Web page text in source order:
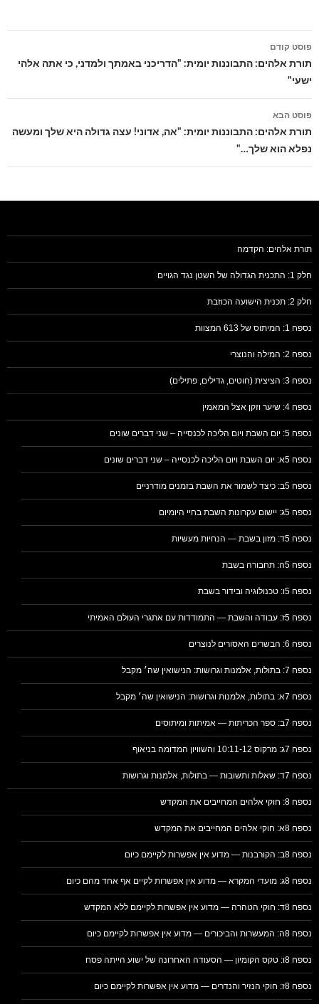
ניווט
בפוסטים
פוסט קודם
תורת אלהים: התבוננות יומית: "הדריכני באמתך ולמדני, כי אתה אלהי
ישעי"
פוסט הבא
תורת אלהים: התבוננות יומית: "אה, אדוני! עצה גדולה היא שלך ומעשה
נפלא הוא שלך…"
תורת אלהים: הקדמה
חלק 1: התכנית הגדולה של השטן נגד הגויים
חלק 2: תכנית הישועה הכוזבת
נספח 1: המיתוס של 613 המצוות
נספח 2: המילה והנוצרי
נספח 3: הציצית (חוטים, גדילים, פתילים)
נספח 4: שיער וזקן אצל המאמין
נספח 5: יום השבת ויום הליכה לכנסייה – שני דברים שונים
נספח 5א: יום השבת ויום הליכה לכנסייה – שני דברים שונים
נספח 5ב: כיצד לשמור את השבת בזמנים מודרניים
נספח 5ג: יישום עקרונות השבת בחיי היומיום
נספח 5ד: מזון בשבת — הנחיות מעשיות
נספח 5ה: תחבורה בשבת
נספח 5ו: טכנולוגיה ובידור בשבת
נספח 5ז: עבודה והשבת — התמודדות עם אתגרי העולם האמיתי
נספח 6: הבשרים האסורים לנוצרים
נספח 7: בתולות, אלמנות וגרושות: הנישואין שה׳ מקבל
נספח 7א: בתולות, אלמנות וגרושות: הנישואין שה׳ מקבל
נספח 7ב: ספר הכריתות — אמיתות ומיתוסים
נספח 7ג: מרקוס 10:11-12 והשוויון המדומה בניאוף
נספח 7ד: שאלות ותשובות — בתולות, אלמנות וגרושות
נספח 8: חוקי אלהים המחייבים את המקדש
נספח 8א: חוקי אלהים המחייבים את המקדש
נספח 8ב: הקורבנות — מדוע אין אפשרות לקיימם כיום
נספח 8ג: מועדי המקרא — מדוע אין אפשרות לקיים אף אחד מהם כיום
נספח 8ד: חוקי הטהרה — מדוע אין אפשרות לקיימם ללא המקדש
נספח 8ה: המעשרות והביכורים — מדוע אין אפשרות לקיימם כיום
נספח 8ו: טקס הקומיון — הסעודה האחרונה של ישוע הייתה פסח
נספח 8ז: חוקי הנזיר והנדרים — מדוע אין אפשרות לקיימם כיום